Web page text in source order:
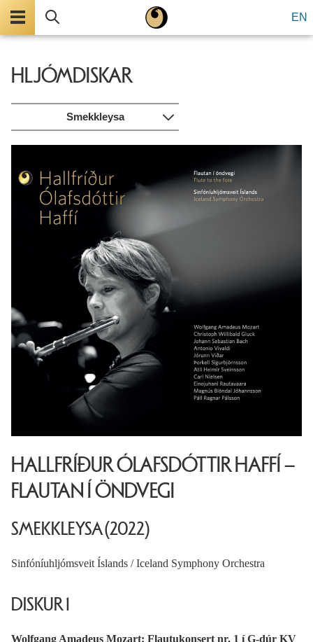
EN
HLJÓMDISKAR
Smekkleysa
HALLFRÍÐUR ÓLAFSDÓTTIR HAFFÍ –
FLAUTAN Í ÖNDVEGI
SMEKKLEYSA (2022)
Sinfóníuhljómsveit Íslands / Iceland Symphony Orchestra
DISKUR 1
Wolfgang Amadeus Mozart: Flautukonsert nr. 1 í G-dúr KV